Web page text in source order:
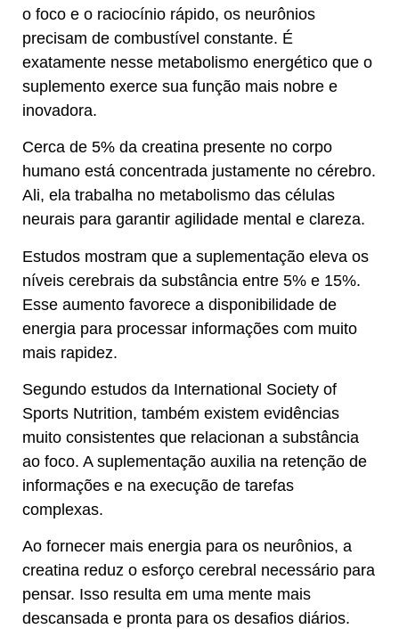
o foco e o raciocínio rápido, os neurônios
precisam de combustível constante. É
exatamente nesse metabolismo energético que o
suplemento exerce sua função mais nobre e
inovadora.
Cerca de 5% da creatina presente no corpo
humano está concentrada justamente no cérebro.
Ali, ela trabalha no metabolismo das células
neurais para garantir agilidade mental e clareza.
Estudos mostram que a suplementação eleva os
níveis cerebrais da substância entre 5% e 15%.
Esse aumento favorece a disponibilidade de
energia para processar informações com muito
mais rapidez.
Segundo estudos da International Society of
Sports Nutrition, também existem evidências
muito consistentes que relacionan a substância
ao foco. A suplementação auxilia na retenção de
informações e na execução de tarefas
complexas.
Ao fornecer mais energia para os neurônios, a
creatina reduz o esforço cerebral necessário para
pensar. Isso resulta em uma mente mais
descansada e pronta para os desafios diários.